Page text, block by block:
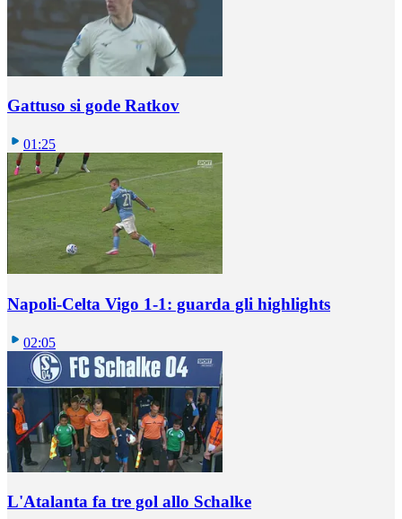
Gattuso si gode Ratkov
01:25
Napoli-Celta Vigo 1-1: guarda gli highlights
02:05
L'Atalanta fa tre gol allo Schalke